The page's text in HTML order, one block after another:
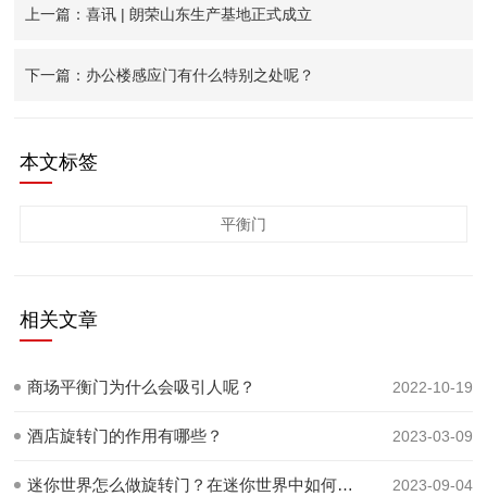
上一篇：喜讯 | 朗荣山东生产基地正式成立
下一篇：办公楼感应门有什么特别之处呢？
本文标签
平衡门
相关文章
商场平衡门为什么会吸引人呢？ 2022-10-19
酒店旋转门的作用有哪些？ 2023-03-09
迷你世界怎么做旋转门？在迷你世界中如何制作旋转门 2023-09-04